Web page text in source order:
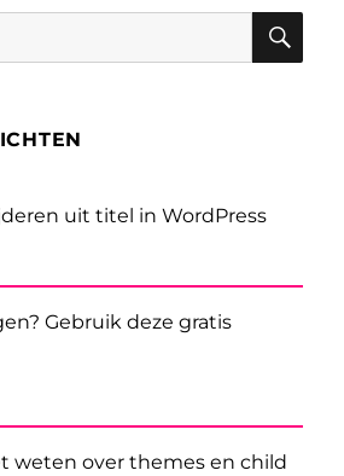
uit titel in WordPress
Gebruik deze gratis
weten over themes en child